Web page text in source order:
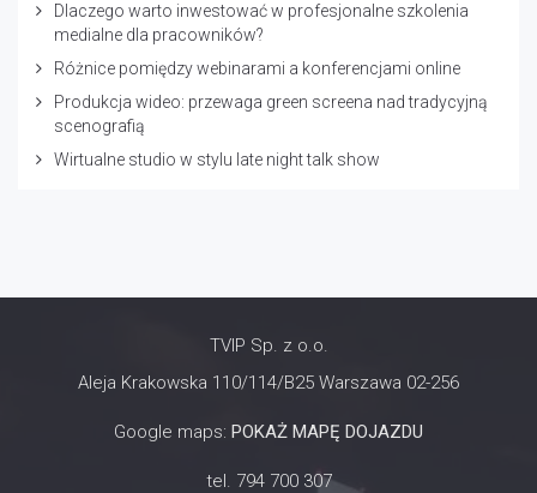
Dlaczego warto inwestować w profesjonalne szkolenia
medialne dla pracowników?
Różnice pomiędzy webinarami a konferencjami online
Produkcja wideo: przewaga green screena nad tradycyjną
scenografią
Wirtualne studio w stylu late night talk show
TVIP Sp. z o.o.
Aleja Krakowska 110/114/B25 Warszawa 02-256
Google maps: POKAŻ MAPĘ DOJAZDU
tel. 794 700 307